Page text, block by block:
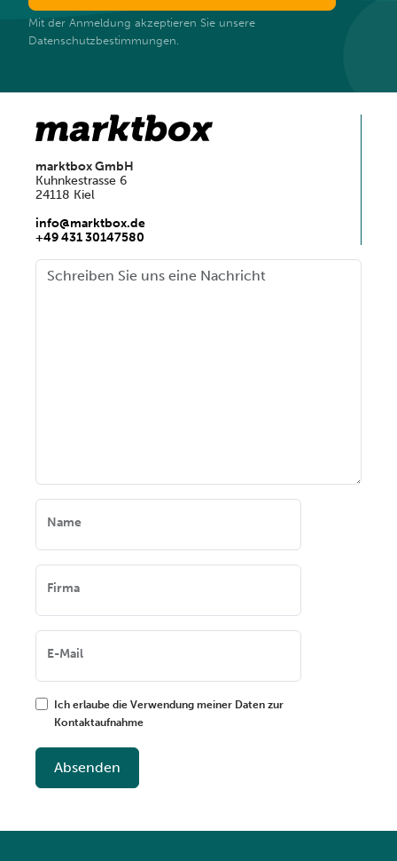
Mit der Anmeldung akzeptieren Sie unsere
Datenschutzbestimmungen.
marktbox GmbH
Kuhnkestrasse 6
24118 Kiel
info@marktbox.de
+49 431 30147580
Name
Firma
E-Mail
Ich erlaube die Verwendung meiner Daten zur
Kontaktaufnahme
Absenden